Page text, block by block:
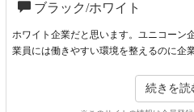
ブラック/ホワイト
ホワイト企業だと思います。ユニコーン
業員には働きやすい環境を整えるのに企
続きを読